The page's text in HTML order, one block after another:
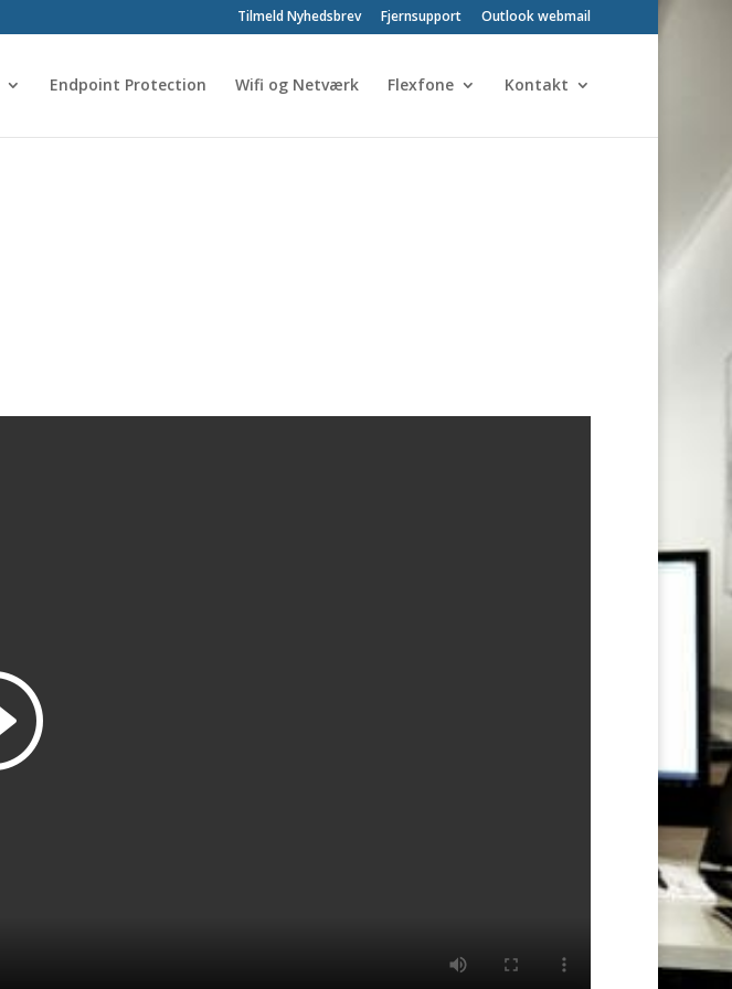
Tilmeld Nyhedsbrev Fjernsupport Outlook webmail
Endpoint Protection Wifi og Netværk Flexfone Kontakt